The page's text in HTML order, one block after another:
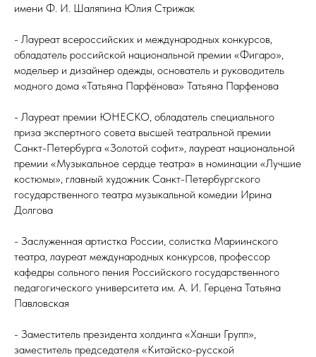
имени Ф. И. Шаляпина Юлия Стрижак
- Лауреат всероссийских и международных конкурсов,
обладатель российской национальной премии «Фигаро»,
модельер и дизайнер одежды, основатель и руководитель
модного дома «Татьяна Парфёнова» Татьяна Парфенова
- Лауреат премии ЮНЕСКО, обладатель специального
приза экспертного совета высшей театральной премии
Санкт-Петербурга «Золотой софит», лауреат национальной
премии «Музыкальное сердце театра» в номинации «Лучшие
костюмы», главный художник Санкт-Петербургского
государственного театра музыкальной комедии Ирина
Долгова
- Заслуженная артистка России, солистка Мариинского
театра, лауреат международных конкурсов, профессор
кафедры сольного пения Российского государственного
педагогического университета им. А. И. Герцена Татьяна
Павловская
- Заместитель президента холдинга «Ханши Групп»,
заместитель председателя «Китайско-русской